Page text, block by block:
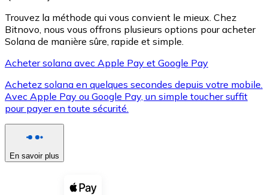
XRP
XRP
Voir toutes
Coupons crypto
Trouvez la méthode qui vous convient le mieux. Chez
Bitnovo, nous vous offrons plusieurs options pour acheter
Solana de manière sûre, rapide et simple.
Acheter solana avec Apple Pay et Google Pay
Achetez solana en quelques secondes depuis votre mobile.
Avec Apple Pay ou Google Pay, un simple toucher suffit
pour payer en toute sécurité.
En savoir plus